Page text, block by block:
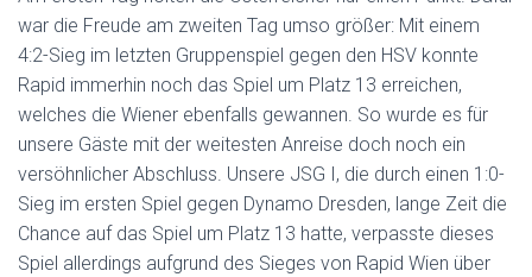
war die Freude am zweiten Tag umso größer: Mit einem
4:2-Sieg im letzten Gruppenspiel gegen den HSV konnte
Rapid immerhin noch das Spiel um Platz 13 erreichen,
welches die Wiener ebenfalls gewannen. So wurde es für
unsere Gäste mit der weitesten Anreise doch noch ein
versöhnlicher Abschluss. Unsere JSG I, die durch einen 1:0-
Sieg im ersten Spiel gegen Dynamo Dresden, lange Zeit die
Chance auf das Spiel um Platz 13 hatte, verpasste dieses
Spiel allerdings aufgrund des Sieges von Rapid Wien über